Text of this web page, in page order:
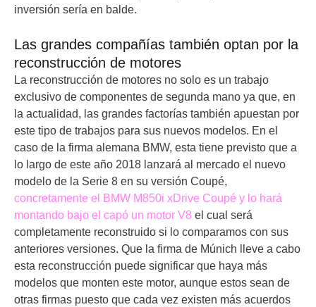
inversión sería en balde.
Las grandes compañías también optan por la
reconstrucción de motores
La reconstrucción de motores no solo es un trabajo
exclusivo de componentes de segunda mano ya que, en
la actualidad, las grandes factorías también apuestan por
este tipo de trabajos para sus nuevos modelos. En el
caso de la firma alemana BMW, esta tiene previsto que a
lo largo de este año 2018 lanzará al mercado el nuevo
modelo de la Serie 8 en su versión Coupé,
concretamente el BMW M850i xDrive Coupé y lo hará
montando bajo el capó un motor V8 el cual será
completamente reconstruido si lo comparamos con sus
anteriores versiones. Que la firma de Múnich lleve a cabo
esta reconstrucción puede significar que haya más
modelos que monten este motor, aunque estos sean de
otras firmas puesto que cada vez existen más acuerdos